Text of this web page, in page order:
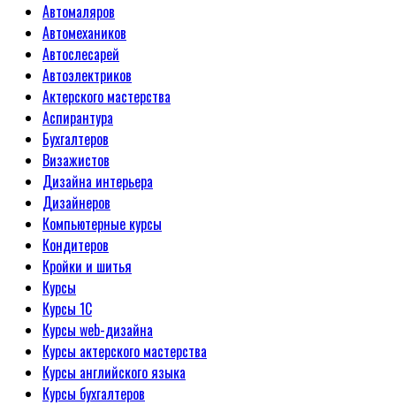
Автомаляров
Автомехаников
Автослесарей
Автоэлектриков
Актерского мастерства
Аспирантура
Бухгалтеров
Визажистов
Дизайна интерьера
Дизайнеров
Компьютерные курсы
Кондитеров
Кройки и шитья
Курсы
Курсы 1С
Курсы web-дизайна
Курсы актерского мастерства
Курсы английского языка
Курсы бухгалтеров